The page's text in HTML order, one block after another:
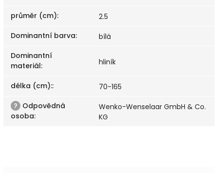
průměr (cm):
2.5
Dominantní barva:
bílá
Dominantní
materiál: hliník
délka (cm)::
70-165
? Odpovědná
osoba:
Wenko-Wenselaar GmbH & Co.
KG